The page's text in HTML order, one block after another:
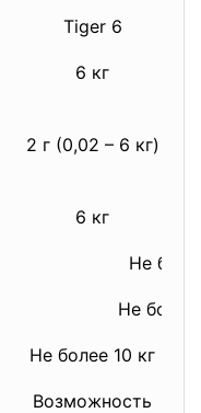
Tiger 6
6 кг
2 г (0,02 – 6 кг)
6 кг
Не
Не
Не более 10 кг
Возможность